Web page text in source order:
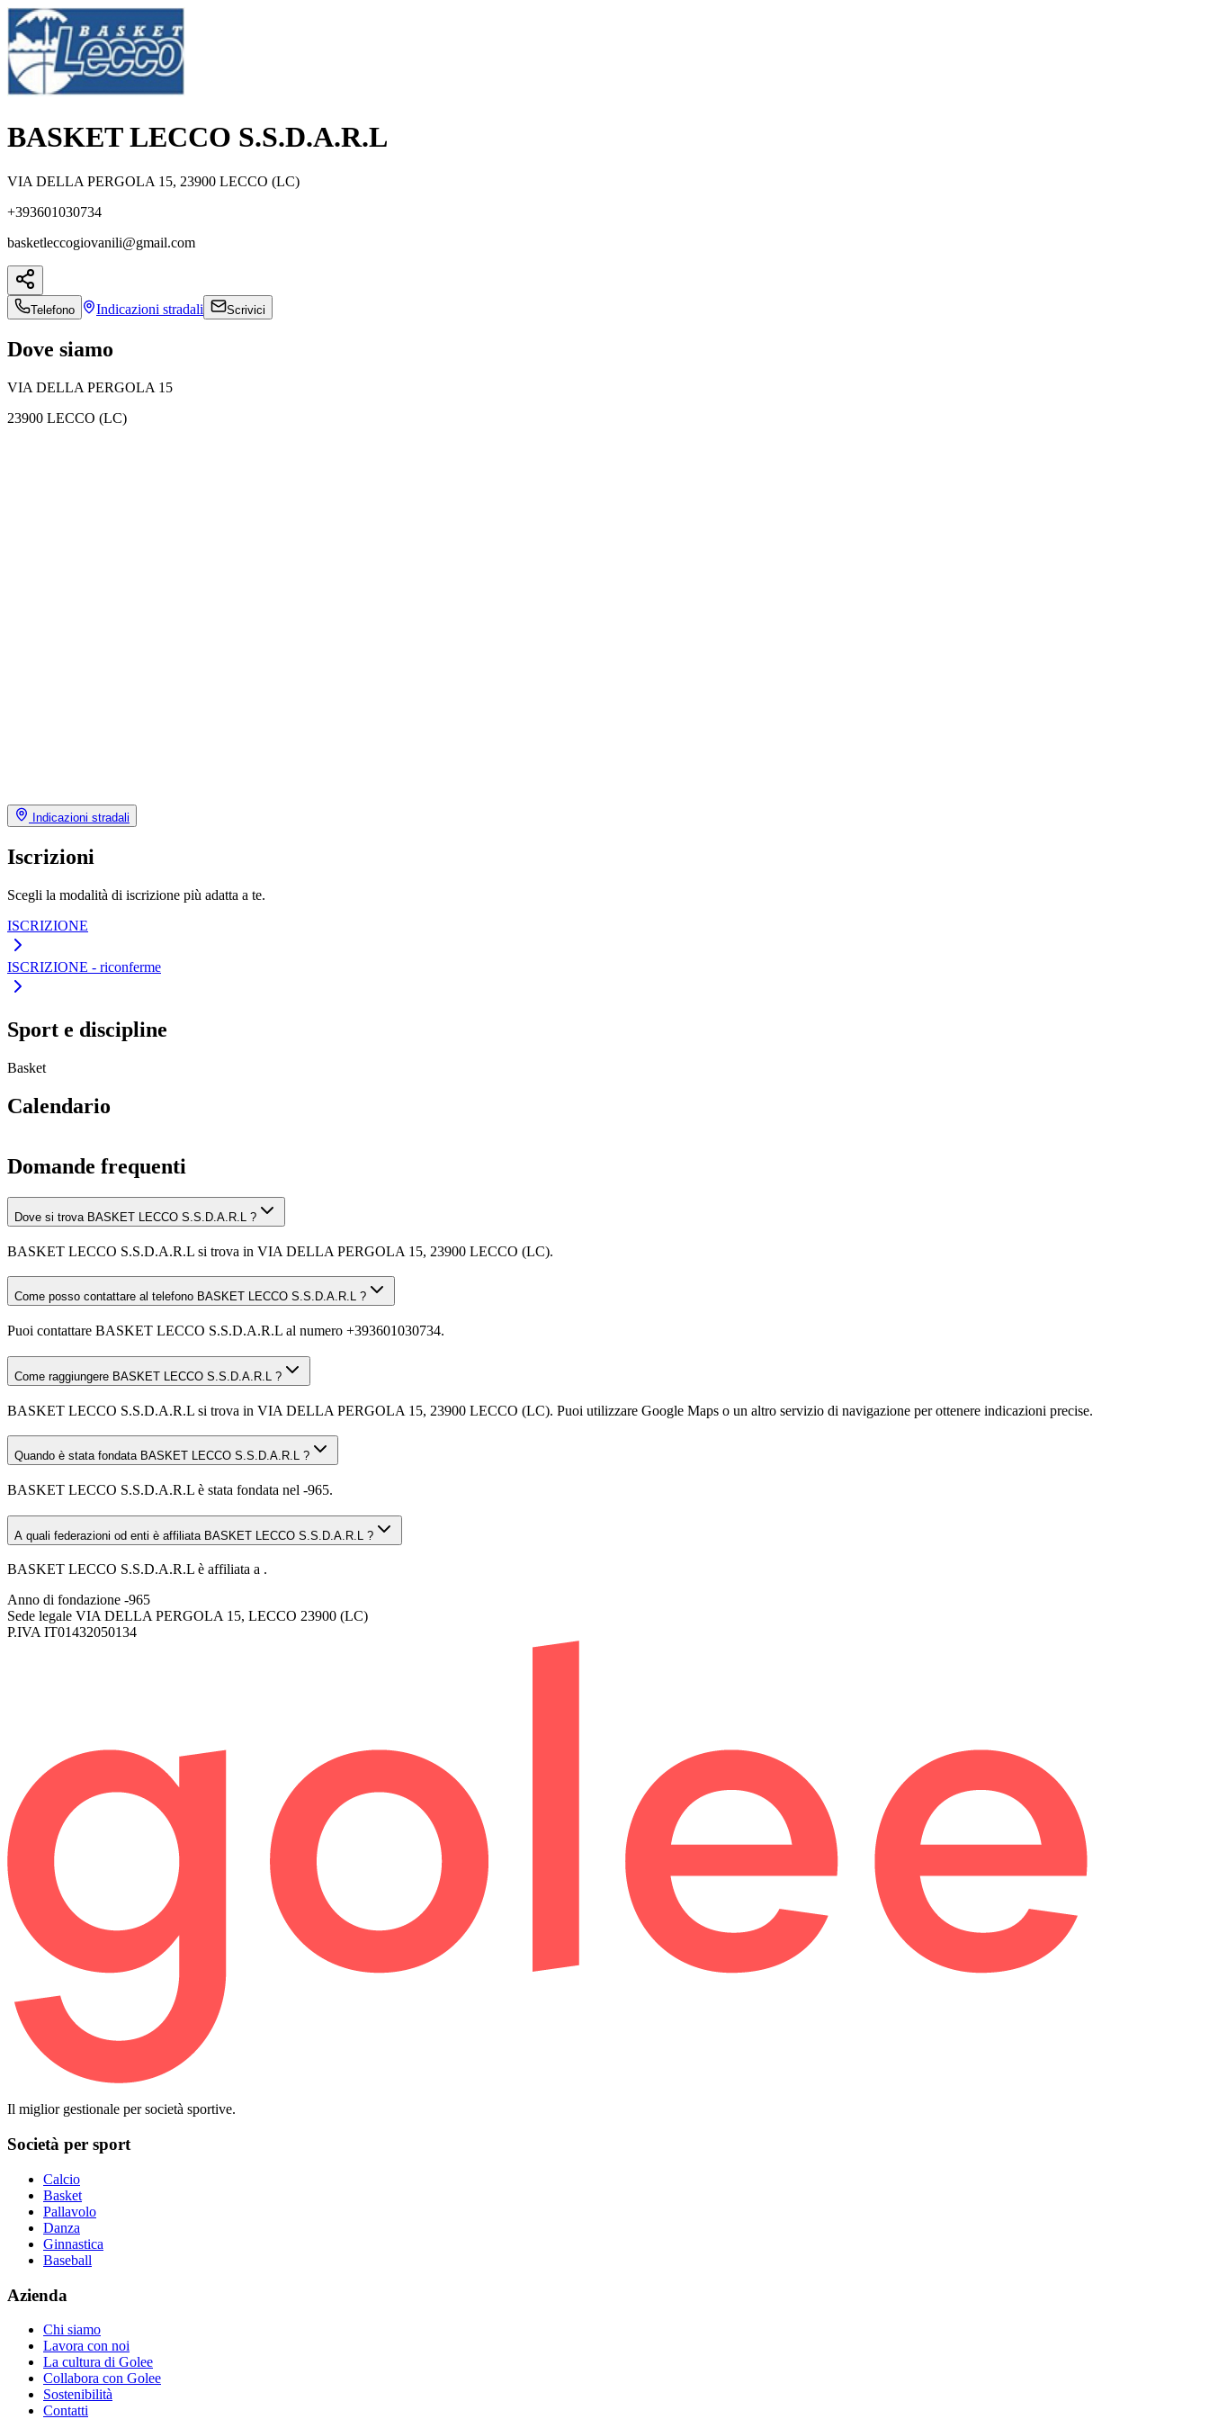
BASKET LECCO S.S.D.A.R.L
VIA DELLA PERGOLA 15, 23900 LECCO (LC)
+393601030734
basketleccogiovanili@gmail.com
Telefono Indicazioni stradali Scrivici
Dove siamo
VIA DELLA PERGOLA 15
23900 LECCO (LC)
Indicazioni stradali
Iscrizioni
Scegli la modalità di iscrizione più adatta a te.
ISCRIZIONE
ISCRIZIONE - riconferme
Sport e discipline
Basket
Calendario
Domande frequenti
Dove si trova BASKET LECCO S.S.D.A.R.L ?
BASKET LECCO S.S.D.A.R.L si trova in VIA DELLA PERGOLA 15, 23900 LECCO (LC).
Come posso contattare al telefono BASKET LECCO S.S.D.A.R.L ?
Puoi contattare BASKET LECCO S.S.D.A.R.L al numero +393601030734.
Come raggiungere BASKET LECCO S.S.D.A.R.L ?
BASKET LECCO S.S.D.A.R.L si trova in VIA DELLA PERGOLA 15, 23900 LECCO (LC). Puoi utilizzare Google Maps o un altro servizio di navigazione per ottenere indicazioni precise.
Quando è stata fondata BASKET LECCO S.S.D.A.R.L ?
BASKET LECCO S.S.D.A.R.L è stata fondata nel -965.
A quali federazioni od enti è affiliata BASKET LECCO S.S.D.A.R.L ?
BASKET LECCO S.S.D.A.R.L è affiliata a .
Anno di fondazione -965
Sede legale VIA DELLA PERGOLA 15, LECCO 23900 (LC)
P.IVA IT01432050134
Il miglior gestionale per società sportive.
Società per sport
Calcio
Basket
Pallavolo
Danza
Ginnastica
Baseball
Azienda
Chi siamo
Lavora con noi
La cultura di Golee
Collabora con Golee
Sostenibilità
Contatti